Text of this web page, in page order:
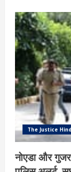
का
बड़ा
है,
है,
फिर
भी
देश
में
और
The Justice
नोएडा और